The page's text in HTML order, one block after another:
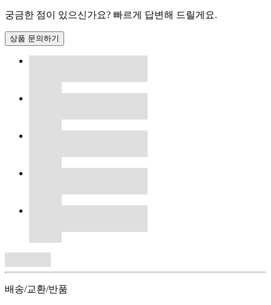
궁금한 점이 있으신가요? 빠르게 답변해 드릴게요.
상품 문의하기
배송/교환/반품